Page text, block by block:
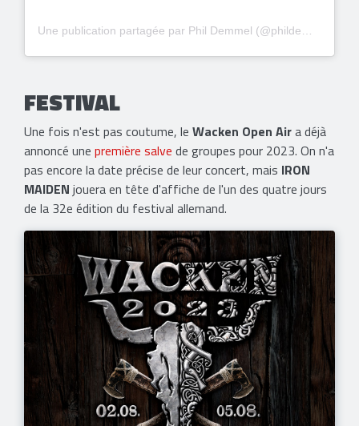
FESTIVAL
Une fois n'est pas coutume, le Wacken Open Aira déjà
annoncé une première salve de groupes pour 2023. On n'a
pas encore la date précise de leur concert, mais IRON
MAIDEN jouera en tête d'affiche de l'un des quatre jours
de la 32e édition du festival allemand.